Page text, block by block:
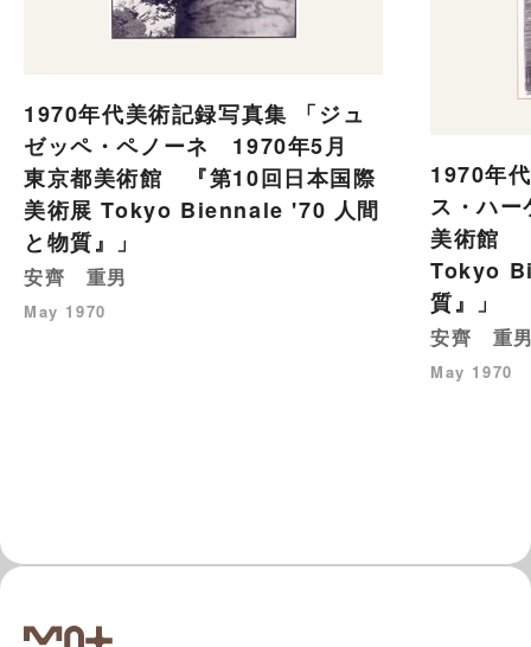
1970年代美術記録写真集 「ジュ
ゼッペ・ペノーネ 1970年5月
東京都美術館 『第10回日本国際
美術展 Tokyo Biennale '70 人間
と物質』」
安齊 重男
May 1970
1970年
ス・ハ
美術館
Tokyo
質』」
安齊 重
May 1970